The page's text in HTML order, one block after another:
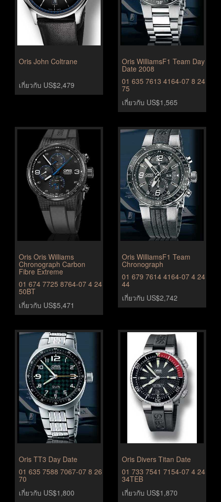
Oris John Coltrane
เกี่ยวกับ US$2,479
Oris WilliamsF1 Team Day
Date 2008
01 635 7613 4164-07 8 24
75
เกี่ยวกับ US$1,565
Oris Oris Williams
Chronograph Carbon
Fibre Extreme
01 674 7725 8764-07 4 24
50BT
เกี่ยวกับ US$5,471
Oris WilliamsF1 Team
Chronograph
01 679 7614 4164-07 4 24
44
เกี่ยวกับ US$2,742
Oris TT3 Day Date
01 635 7588 7067-07 8 26
70
เกี่ยวกับ US$1,800
Oris Divers Titan Date
01 733 7541 7154-07 4 24
34TEB
เกี่ยวกับ US$1,870